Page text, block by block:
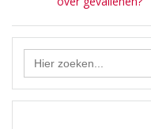
navigatie